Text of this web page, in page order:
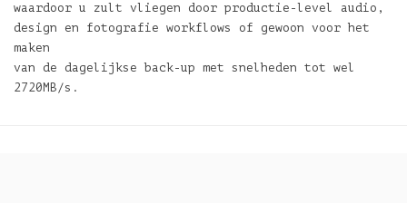
waardoor u zult vliegen door productie-level audio,
design en fotografie workflows of gewoon voor het
maken
van de dagelijkse back-up met snelheden tot wel
2720MB/s.